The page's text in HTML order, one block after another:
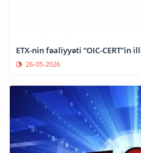
ETX-nin fəaliyyəti “OIC-CERT”in
26-05-2026